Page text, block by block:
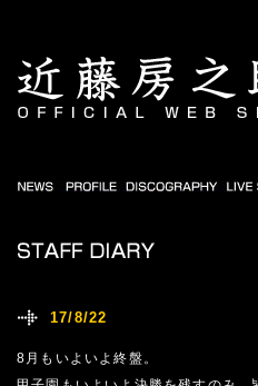
17/8/22
8月もいよいよ終盤。